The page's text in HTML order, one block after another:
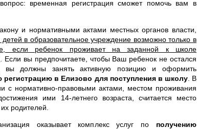
вопрос: временная регистрация сможет помочь вам в
и нормативными актами местных органов власти,
детей в образовательное учреждение возможно только в
если ребенок проживает на заданной к школе
. Если вы предпочитаете, чтобы Ваш ребенок не остался
должны занять активную позицию и оформить
регистрацию в Елизово для поступления в школу. В
с нормативно-правовыми актами, местом проживания
ими 14-летнего возраста, считается место
родителей.
оказывает комплекс услуг по получению